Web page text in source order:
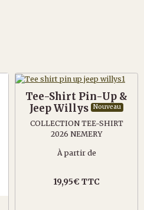
Tee-Shirt Pin-Up &
Jeep Willys
Nouveau
COLLECTION TEE-SHIRT
2026 NEMERY
À partir de
19,95€ TTC